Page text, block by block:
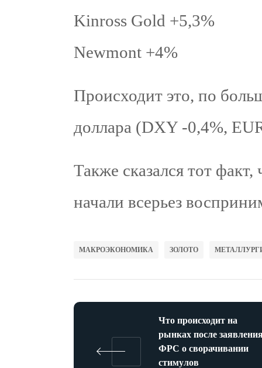
Kinross Gold +5,3%
Newmont +4%
Происходит это, по
доллара (DXY -0,4%,
Также сказался тот
начали всерьез
МАКРОЭКОНОМИКА ЗОЛОТО
Что происходит на
рынках после
ФРС о сворачивании
стимулов